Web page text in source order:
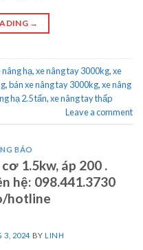
→
nâng hạ,xe nâng tay 3000kg,xe
,bán xe nâng tay 3000kg,xe nâng
hạ 2.5 tấn,xe nâng tay thấp
Leave a comment
BÁO
1.5kw, áp 200 .
hệ: 098.441.3730
hotline
3, 2024 BYLINH